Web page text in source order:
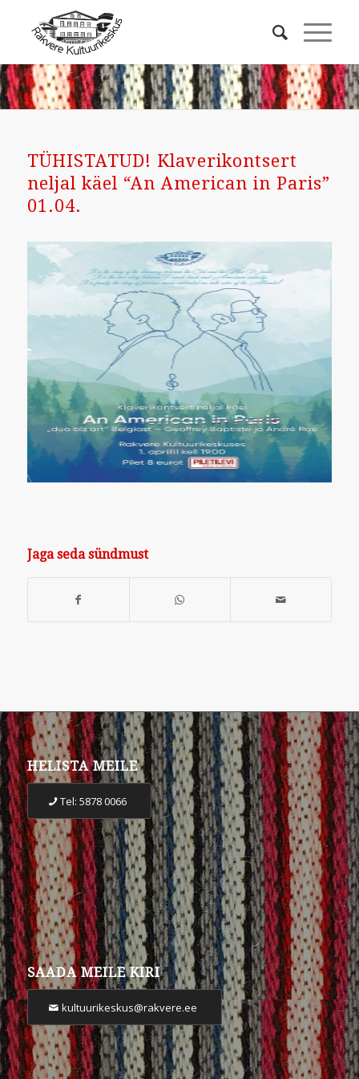
TÜHISTATUD! Klaverikontsert
neljal käel “An American in Paris”
01.04.
Jaga seda sündmust
HELISTA MEILE
Tel: 5878 0066
SAADA MEILE KIRI
kultuurikeskus@rakvere.ee